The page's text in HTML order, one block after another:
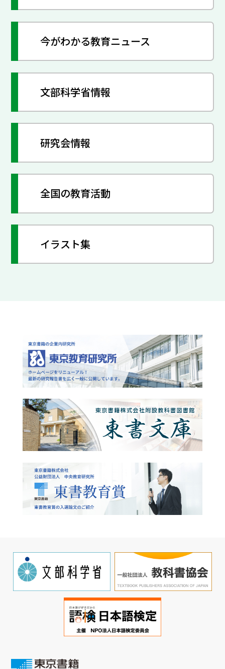
今がわかる教育ニュース
文部科学省情報
研究会情報
全国の教育活動
イラスト集